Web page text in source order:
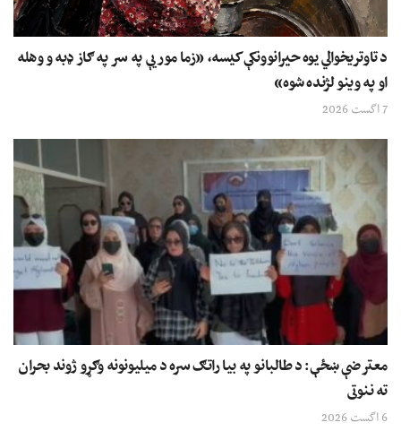
د تاوتریخوالي یوه حیرانوونکې کیسه، «زما مور یې په سر په ګاز ډبه و وهله
او په وینو لژنده شوه»
7 اگست 2026
معترضې ښځې: د طالبانو په بیا راتګ سره د میلیونونه وګړو ژوند بحران
ته ننوتی
6 اگست 2026